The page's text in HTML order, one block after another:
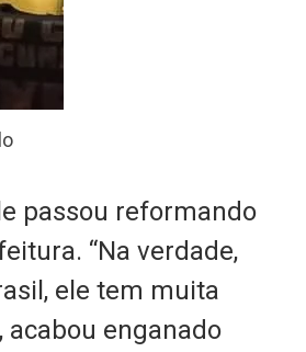
passou reformando
“Na verdade,
ele tem muita
enganado